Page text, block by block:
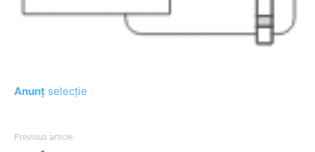
Anunț selecție
Previous article